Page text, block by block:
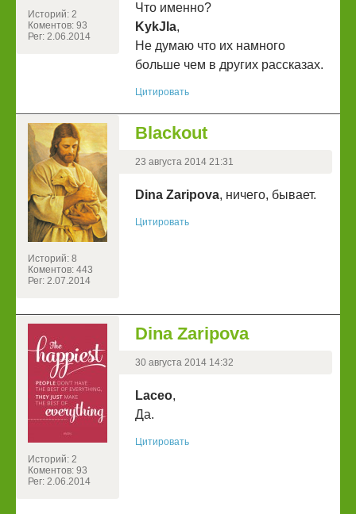
Историй: 2
Коментов: 93
Рег: 2.06.2014
Что именно?
KykJla,
Не думаю что их намного
больше чем в других рассказах.
Цитировать
Историй: 8
Коментов: 443
Рег: 2.07.2014
Blackout
23 августа 2014 21:31
Dina Zaripova, ничего, бывает.
Цитировать
Историй: 2
Коментов: 93
Рег: 2.06.2014
Dina Zaripova
30 августа 2014 14:32
Laceo,
Да.
Цитировать